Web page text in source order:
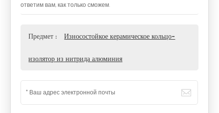
ответим вам, как только сможем.
Предмет : Износостойкое керамическое кольцо-
изолятор из нитрида алюминия